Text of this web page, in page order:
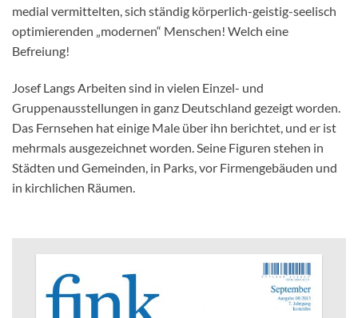
medial vermittelten, sich ständig körperlich-geistig-seelisch
optimierenden „modernen“ Menschen! Welch eine
Befreiung!
Josef Langs Arbeiten sind in vielen Einzel- und
Gruppenausstellungen in ganz Deutschland gezeigt worden.
Das Fernsehen hat einige Male über ihn berichtet, und er ist
mehrmals ausgezeichnet worden. Seine Figuren stehen in
Städten und Gemeinden, in Parks, vor Firmengebäuden und
in kirchlichen Räumen.